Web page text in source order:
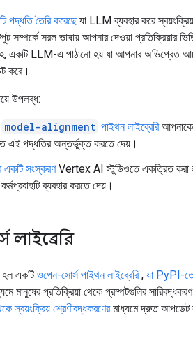
পদ্ধতি তৈরি করেছেযা LLM ব্যবহার করে
সম্পর্কে সরল ভাষায় আপনার দেওয়া প্রতিক্রিয়ার
একটি LLM-এ পাঠানো হয় যা আপনার অভিপ্রেত
করে।
উপলব্ধ:
model-alignment পাইথন লাইব্রেরিআপনাকে
এই পদ্ধতির অন্তর্ভুক্ত করতে দেয়।
একটি সংস্করণVertex AI স্টুডিওতে একত্রিত করা
ব্যবহার করতে দেয়।
লাইব্রেরি
হল একটিওপেন-সোর্স পাইথন লাইব্রেরি, যা PyPI-
মানুষের প্রতিক্রিয়া থেকে প্রম্পটগুলির
স্বয়ংক্রিয় শ্রেণীবদ্ধকরণেরমাধ্যমে দ্রুত আপডেট